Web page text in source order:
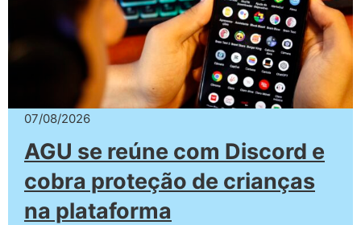
07/08/2026
AGU se reúne com Discord e
cobra proteção de crianças
na plataforma